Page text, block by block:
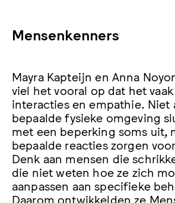
Mensenkenners
Mayra Kapteijn en Anna
viel het vooral op dat het
interacties en empathie. Niet
bepaalde fysieke omgeving
met een beperking soms uit,
bepaalde reacties zorgen
Denk aan mensen die
die niet weten hoe ze zich
aanpassen aan specifieke
Daarom ontwikkelden ze